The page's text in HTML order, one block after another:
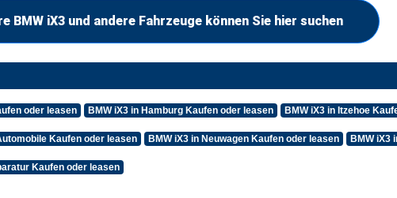
BMW iX3 und andere Fahrzeuge können Sie hier suchen
oder leasen BMW iX3 in Hamburg Kaufen oder leasen BMW iX3 in Itzehoe
Kaufen oder leasen BMW iX3 in Neuwagen Kaufen oder leasen BMW iX3
Kaufen oder leasen